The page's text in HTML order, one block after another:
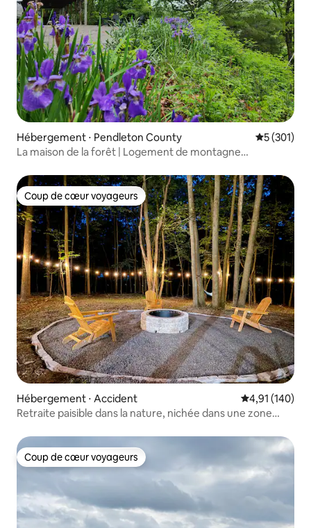
Hébergement ⋅ Pendleton County Évaluation
5 (301)
La maison de la forêt | Logement de montagne
Coup de cœur voyageurs
Coup de cœur voyageurs
Hébergement ⋅ Accident Évaluation
4,91 (140)
Retraite paisible dans la nature, nichée dans une zone
Coup de cœur voyageurs
Coup de cœur voyageurs